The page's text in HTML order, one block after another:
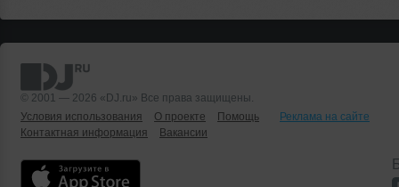
© 2001 — 2026 «DJ.ru» Все права защищены.
Условия использования
О проекте Помощь
Реклама на сайте
Контактная информация
Вакансии